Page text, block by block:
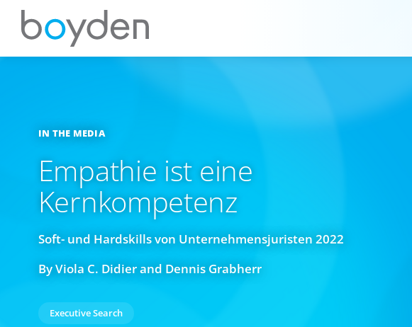
IN THE MEDIA
Empathie ist eine
Kernkompetenz
Soft- und Hardskills von Unternehmensjuristen 2022
By Viola C. Didier and Dennis Grabherr
Executive Search